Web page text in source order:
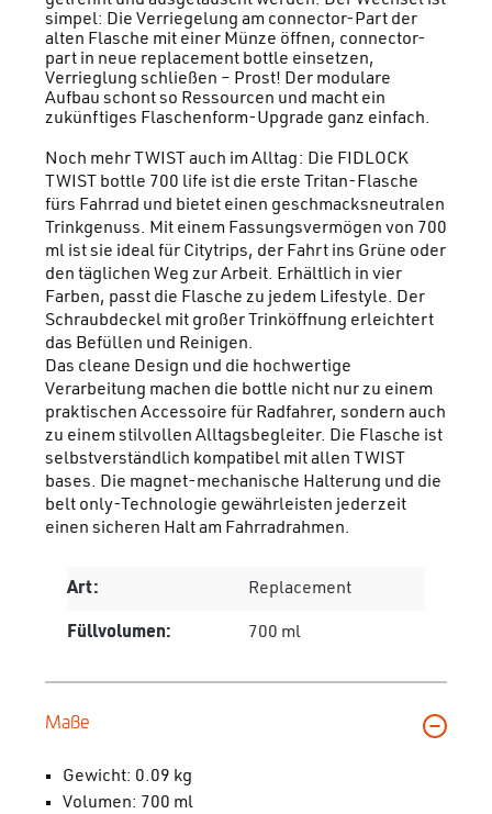
simpel: Die Verriegelung am connector-Part der
alten Flasche mit einer Münze öffnen, connector-
part in neue replacement bottle einsetzen,
Verrieglung schließen – Prost! Der modulare
Aufbau schont so Ressourcen und macht ein
zukünftiges Flaschenform-Upgrade ganz einfach.
Noch mehr TWIST auch im Alltag: Die FIDLOCK
TWIST bottle 700 life ist die erste Tritan-Flasche
fürs Fahrrad und bietet einen geschmacksneutralen
Trinkgenuss. Mit einem Fassungsvermögen von 700
ml ist sie ideal für Citytrips, der Fahrt ins Grüne oder
den täglichen Weg zur Arbeit. Erhältlich in vier
Farben, passt die Flasche zu jedem Lifestyle. Der
Schraubdeckel mit großer Trinköffnung erleichtert
das Befüllen und Reinigen.
Das cleane Design und die hochwertige
Verarbeitung machen die bottle nicht nur zu einem
praktischen Accessoire für Radfahrer, sondern auch
zu einem stilvollen Alltagsbegleiter. Die Flasche ist
selbstverständlich kompatibel mit allen TWIST
bases. Die magnet-mechanische Halterung und die
belt only-Technologie gewährleisten jederzeit
einen sicheren Halt am Fahrradrahmen.
Art: Replacement
Füllvolumen: 700 ml
Maße
Gewicht: 0.09 kg
Volumen: 700 ml